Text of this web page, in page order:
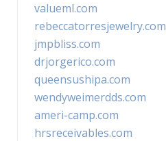
valueml.com
rebeccatorresjewelry.com
jmpbliss.com
drjorgerico.com
queensushipa.com
wendyweimerdds.com
ameri-camp.com
hrsreceivables.com